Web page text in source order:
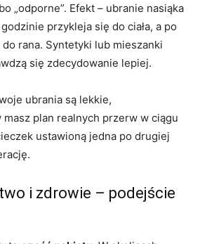
„odporne”. Efekt – ubranie nasiąka
przykleja się do ciała, a po
rana. Syntetyki lub mieszanki
się zdecydowanie lepiej.
ubrania są lekkie,
masz plan realnych przerw w ciągu
ustawioną jedna po drugiej
i zdrowie – podejście